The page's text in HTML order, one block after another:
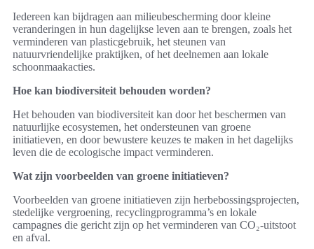
Iedereen kan bijdragen aan milieubescherming door kleine
veranderingen in hun dagelijkse leven aan te brengen, zoals het
verminderen van plasticgebruik, het steunen van
natuurvriendelijke praktijken, of het deelnemen aan lokale
schoonmaakacties.
Hoe kan biodiversiteit behouden worden?
Het behouden van biodiversiteit kan door het beschermen van
natuurlijke ecosystemen, het ondersteunen van groene
initiatieven, en door bewustere keuzes te maken in het dagelijks
leven die de ecologische impact verminderen.
Wat zijn voorbeelden van groene initiatieven?
Voorbeelden van groene initiatieven zijn herbebossingsprojecten,
stedelijke vergroening, recyclingprogramma’s en lokale
campagnes die gericht zijn op het verminderen van CO₂-uitstoot
en afval.